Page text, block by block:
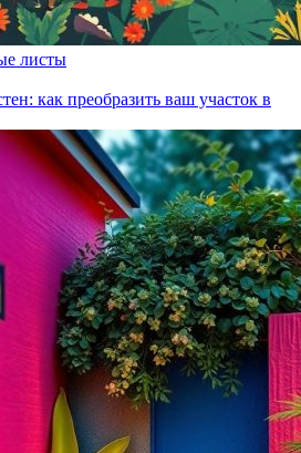
листы
как преобразить ваш участок в